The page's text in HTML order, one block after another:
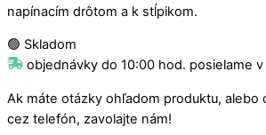
napínacím drôtom a k stĺpikom.
🟢 Skladom
objednávky do 10:00 hod. posielame
Ak máte otázky ohľadom produktu, alebo
cez telefón, zavolajte nám!